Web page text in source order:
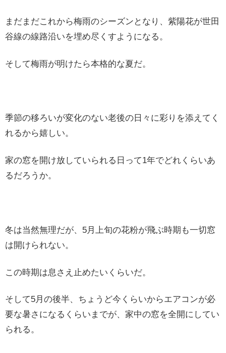
まだまだこれから梅雨のシーズンとなり、紫陽花が世田
谷線の線路沿いを埋め尽くすようになる。
そして梅雨が明けたら本格的な夏だ。
季節の移ろいが変化のない老後の日々に彩りを添えてく
れるから嬉しい。
家の窓を開け放していられる日って1年でどれくらいあ
るだろうか。
冬は当然無理だが、5月上旬の花粉が飛ぶ時期も一切窓
は開けられない。
この時期は息さえ止めたいくらいだ。
そして5月の後半、ちょうど今くらいからエアコンが必
要な暑さになるくらいまでが、家中の窓を全開にしてい
られる。